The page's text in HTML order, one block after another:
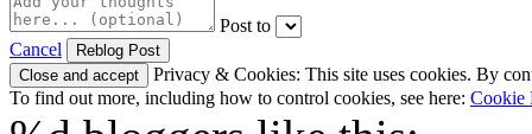
Post to
Cancel
Privacy & Cookies: This site uses cookies. By
To find out more, including how to control cookies, see here: Cookie